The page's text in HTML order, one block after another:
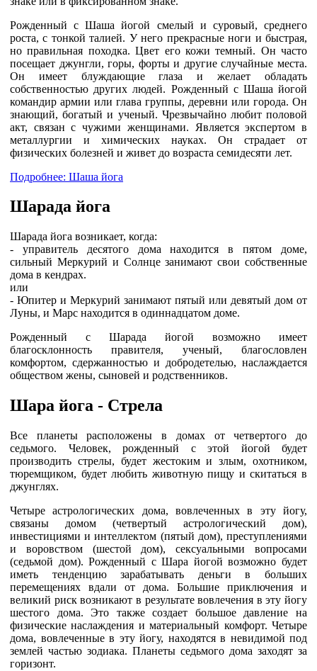
Рожденный с Шаша йогой смелый и суровый, среднего
роста, с тонкой талией. У него прекрасные ноги и быстрая,
но правильная походка. Цвет его кожи темный. Он часто
посещает джунгли, горы, форты и другие случайные места.
Он имеет блуждающие глаза и желает обладать
собственностью других людей. Рожденный с Шаша йогой
командир армии или глава группы, деревни или города. Он
знающий, богатый и ученый. Чрезвычайно любит половой
акт, связан с чужими женщинами. Является экспертом в
металлургии и химических науках. Он страдает от
физических болезней и живет до возраста семидесяти лет.
Подробнее: Шаша йога
Шарада йога
Шарада йога возникает, когда:
- управитель десятого дома находится в пятом доме,
сильный Меркурий и Солнце занимают свои собственные
дома в кендрах.
или
- Юпитер и Меркурий занимают пятый или девятый дом от
Луны, и Марс находится в одиннадцатом доме.
Рожденный с Шарада йогой возможно имеет
благосклонность правителя, ученый, благословлен
комфортом, сдержанностью и добродетелью, наслаждается
обществом жены, сыновей и родственников.
Шара йога - Стрела
Все планеты расположены в домах от четвертого до
седьмого. Человек, рожденный с этой йогой будет
производить стрелы, будет жестоким и злым, охотником,
тюремщиком, будет любить животную пищу и скитаться в
джунглях.
Четыре астрологических дома, вовлеченных в эту йогу,
связаны домом (четвертый астрологический дом),
инвестициями и интеллектом (пятый дом), преступлениями
и воровством (шестой дом), сексуальными вопросами
(седьмой дом). Рожденный с Шара йогой возможно будет
иметь тенденцию зарабатывать деньги в больших
перемещениях вдали от дома. Большие приключения и
великий риск возникают в результате вовлечения в эту йогу
шестого дома. Это также создает большое давление на
физические наслаждения и материальный комфорт. Четыре
дома, вовлеченные в эту йогу, находятся в невидимой под
землей частью зодиака. Планеты седьмого дома заходят за
горизонт.